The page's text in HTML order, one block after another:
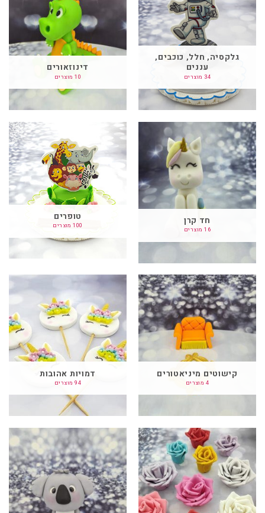
גלקסיה, חלל, כוכבים,
עננים
34 מוצרים
דינוזאורים
10 מוצרים
חד קרן
16 מוצרים
טופרים
100 מוצרים
קישוטים מיניאטורים
4 מוצרים
דמויות אהובות
94 מוצרים